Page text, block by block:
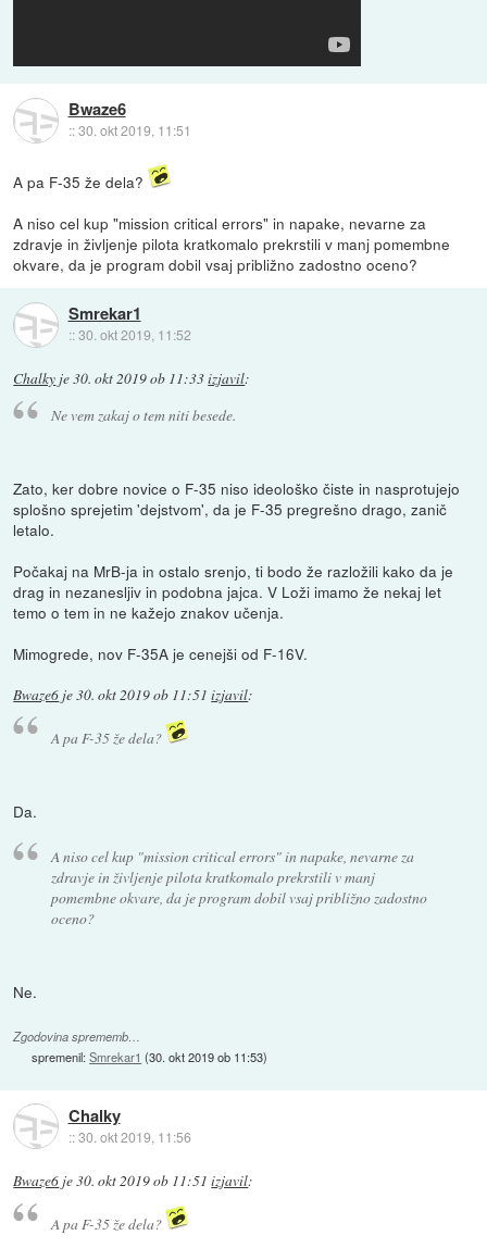
Bwaze6
::30. okt 2019, 11:51
A pa F-35 že dela?
A niso cel kup "mission critical errors" in napake, nevarne za
zdravje in življenje pilota kratkomalo prekrstili v manj pomembne
okvare, da je program dobil vsaj približno zadostno oceno?
Smrekar1
::30. okt 2019, 11:52
Chalky je30. okt 2019 ob 11:33izjavil:
Ne vem zakaj o tem niti besede.
Zato, ker dobre novice o F-35 niso ideološko čiste in nasprotujejo
splošno sprejetim 'dejstvom', da je F-35 pregrešno drago, zanič
letalo.
Počakaj na MrB-ja in ostalo srenjo, ti bodo že razložili kako da je
drag in nezanesljiv in podobna jajca. V Loži imamo že nekaj let
temo o tem in ne kažejo znakov učenja.
Mimogrede, nov F-35A je cenejši od F-16V.
Bwaze6 je30. okt 2019 ob 11:51 izjavil:
A pa F-35 že dela?
Da.
A niso cel kup "mission critical errors" in napake, nevarne za
zdravje in življenje pilota kratkomalo prekrstili v manj
pomembne okvare, da je program dobil vsaj približno zadostno
oceno?
Ne.
Zgodovina sprememb…
spremenil:Smrekar1 (30. okt 2019 ob 11:53)
Chalky
::30. okt 2019, 11:56
Bwaze6 je30. okt 2019 ob 11:51 izjavil:
A pa F-35 že dela?